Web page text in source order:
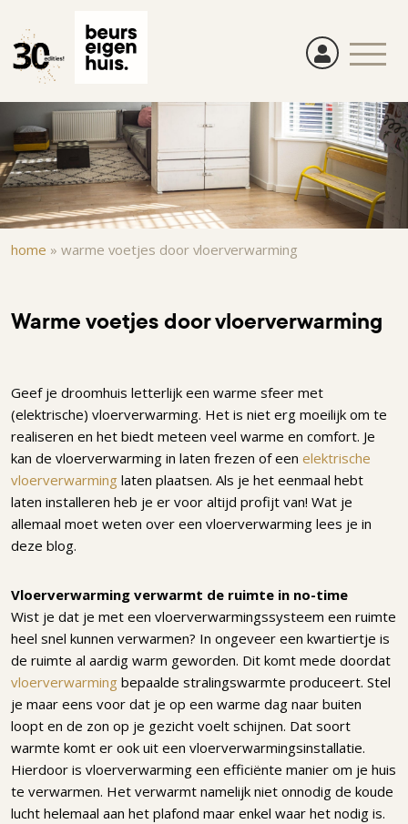
naar
de
Kruimelpad
home » warme voetjes door vloerverwarming
Warme voetjes door vloerverwarming
Geef je droomhuis letterlijk een warme sfeer met
(elektrische) vloerverwarming. Het is niet erg moeilijk om te
realiseren en het biedt meteen veel warme en comfort. Je
kan de vloerverwarming in laten frezen of een elektrische
vloerverwarming laten plaatsen. Als je het eenmaal hebt
laten installeren heb je er voor altijd profijt van! Wat je
allemaal moet weten over een vloerverwarming lees je in
deze blog.
Vloerverwarming verwarmt de ruimte in no-time
Wist je dat je met een vloerverwarmingssysteem een ruimte
heel snel kunnen verwarmen? In ongeveer een kwartiertje is
de ruimte al aardig warm geworden. Dit komt mede doordat
vloerverwarming bepaalde stralingswarmte produceert. Stel
je maar eens voor dat je op een warme dag naar buiten
loopt en de zon op je gezicht voelt schijnen. Dat soort
warmte komt er ook uit een vloerverwarmingsinstallatie.
Hierdoor is vloerverwarming een efficiënte manier om je huis
te verwarmen. Het verwarmt namelijk niet onnodig de koude
lucht helemaal aan het plafond maar enkel waar het nodig is.